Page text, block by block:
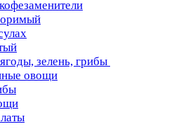
зелень, грибы
овощи